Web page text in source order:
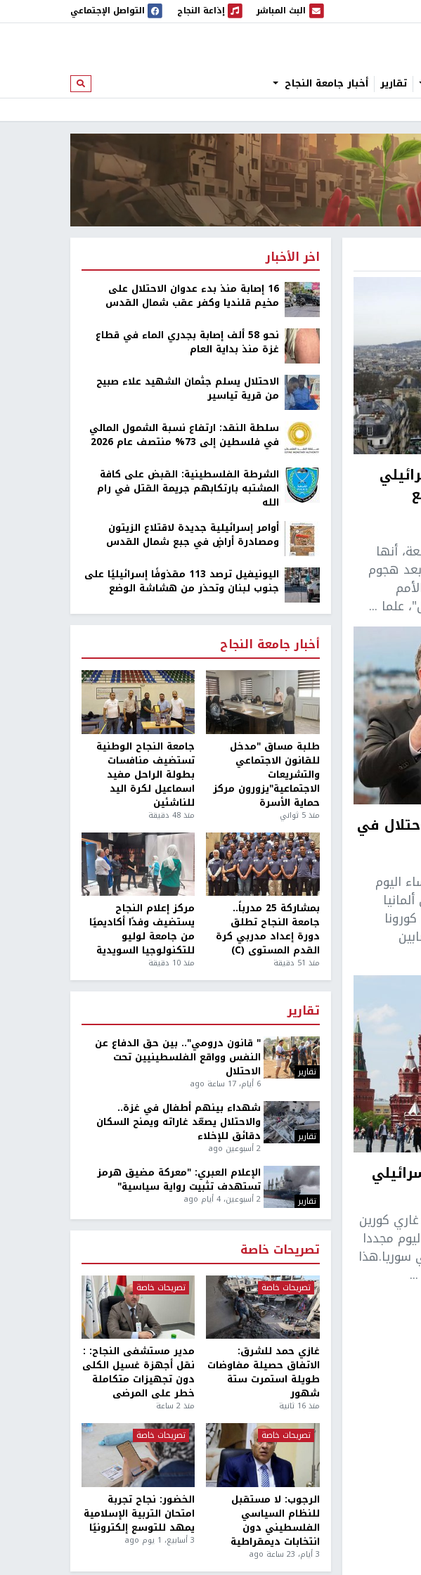
البث المباشر
البث المباشر إذاعة النجاح
إذاعة النجاح التواصل الإجتماعي
تقارير أخبار جامعة النجاح ابحث
أنها
هجوم
علما ...
في
اليوم
كورين
مجددا
سوريا.هذا
اخر الأخبار
16 إصابة منذ بدء عدوان الاحتلال على
مخيم قلنديا وكفر عقب شمال القدس
نحو 58 ألف إصابة بجدري الماء في قطاع
غزة منذ بداية العام
الاحتلال يسلم جثمان الشهيد علاء صبيح
من قرية تياسير
سلطة النقد: ارتفاع نسبة الشمول المالي
في فلسطين إلى 73% منتصف عام 2026
الشرطة الفلسطينية: القبض على كافة
المشتبه بارتكابهم جريمة القتل في رام
الله
أوامر إسرائيلية جديدة لاقتلاع الزيتون
ومصادرة أراضٍ في جبع شمال القدس
اليونيفيل ترصد 113 مقذوفًا إسرائيليًا على
جنوب لبنان وتحذر من هشاشة الوضع
أخبار جامعة النجاح
طلبة مساق "مدخل
للقانون الاجتماعي
والتشريعات
الاجتماعية"يزورون مركز
حماية الأسرة
منذ 5 ثواني
جامعة النجاح الوطنية
تستضيف منافسات
بطولة الراحل مفيد
اسماعيل لكرة اليد
للناشئين
منذ 48 دقيقة
بمشاركة 25 مدرباً..
جامعة النجاح تطلق
دورة إعداد مدربي كرة
القدم المستوى (C)
منذ 51 دقيقة
مركز إعلام النجاح
يستضيف وفدًا أكاديميًا
من جامعة لوليو
للتكنولوجيا السويدية
منذ 10 دقيقة
تقارير
تقارير
" قانون درومي".. بين حق الدفاع عن
النفس وواقع الفلسطينيين تحت
الاحتلال
6 أيام، 17 ساعة ago
تقارير
شهداء بينهم أطفال في غزة..
والاحتلال يصعّد غاراته ويمنح السكان
دقائق للإخلاء
2 أسبوعين ago
تقارير
الإعلام العبري: "معركة مضيق هرمز
تستهدف تثبيت رواية سياسية"
2 أسبوعين، 4 أيام ago
تصريحات خاصة
تصريحات خاصة
غازي حمد للشرق:
الاتفاق حصيلة مفاوضات
طويلة استمرت ستة
شهور
منذ 16 ثانية
تصريحات خاصة
مدير مستشفى النجاح: :
نقل أجهزة غسيل الكلى
دون تجهيزات متكاملة
خطر على المرضى
منذ 2 ساعة
تصريحات خاصة
الرجوب: لا مستقبل
للنظام السياسي
الفلسطيني دون
انتخابات ديمقراطية
3 أيام، 23 ساعة ago
تصريحات خاصة
الخضور: نجاح تجربة
امتحان التربية الإسلامية
يمهد للتوسع إلكترونيًا
3 أسابيع، 1 يوم ago